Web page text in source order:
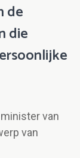
de
die
van
van